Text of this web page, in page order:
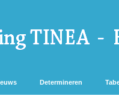
Determineren